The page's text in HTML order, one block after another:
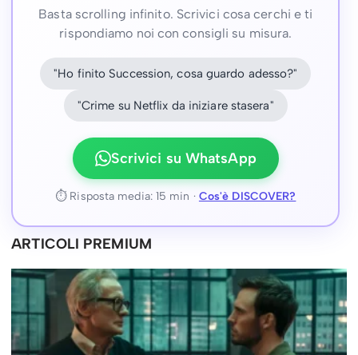
Basta scrolling infinito. Scrivici cosa cerchi e ti
rispondiamo noi con consigli su misura.
"Ho finito Succession, cosa guardo adesso?"
"Crime su Netflix da iniziare stasera"
Scrivici su WhatsApp
⏱ Risposta media: 15 min · Cos'è DISCOVER?
ARTICOLI PREMIUM